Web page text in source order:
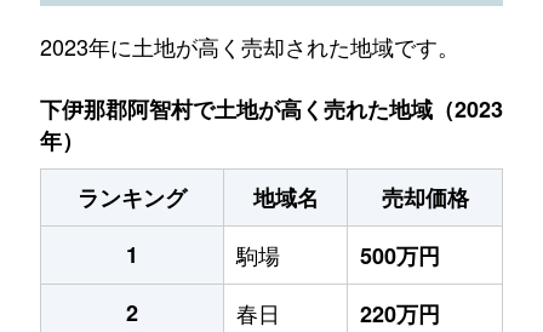
2023年に土地が高く売却された地域です。
下伊那郡阿智村で土地が高く売れた地域（2023
年）
ランキング
地域名
売却価格
1
駒場
500万円
2
春日
220万円